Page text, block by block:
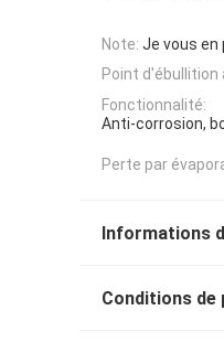
Note: Je vous en
Point d'ébullition
Fonctionnalité:
Anti-corrosion,
Perte par
Informations
Conditions de